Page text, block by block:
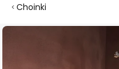
Choinki
Przejdź